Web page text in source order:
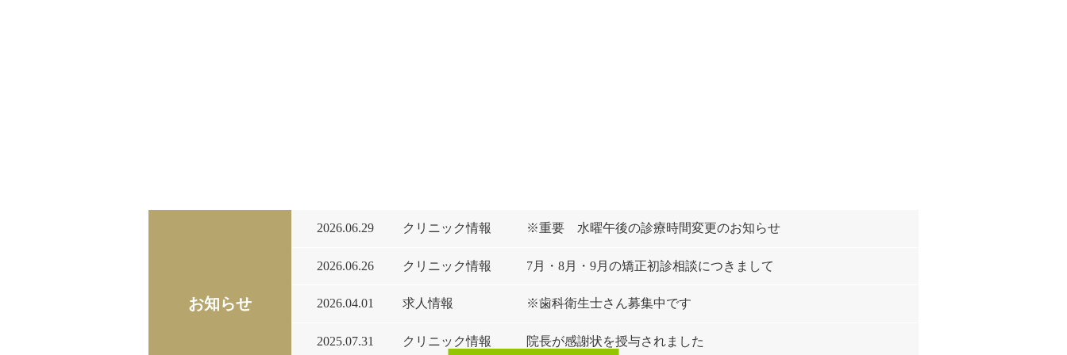
お知らせ
2026.06.29 クリニック情報 ※重要 水曜午後の診療時間変更のお知らせ
2026.06.26 クリニック情報 7月・8月・9月の矯正初診相談につきまして
2026.04.01 求人情報 ※歯科衛生士さん募集中です
2025.07.31 クリニック情報 院長が感謝状を授与されました